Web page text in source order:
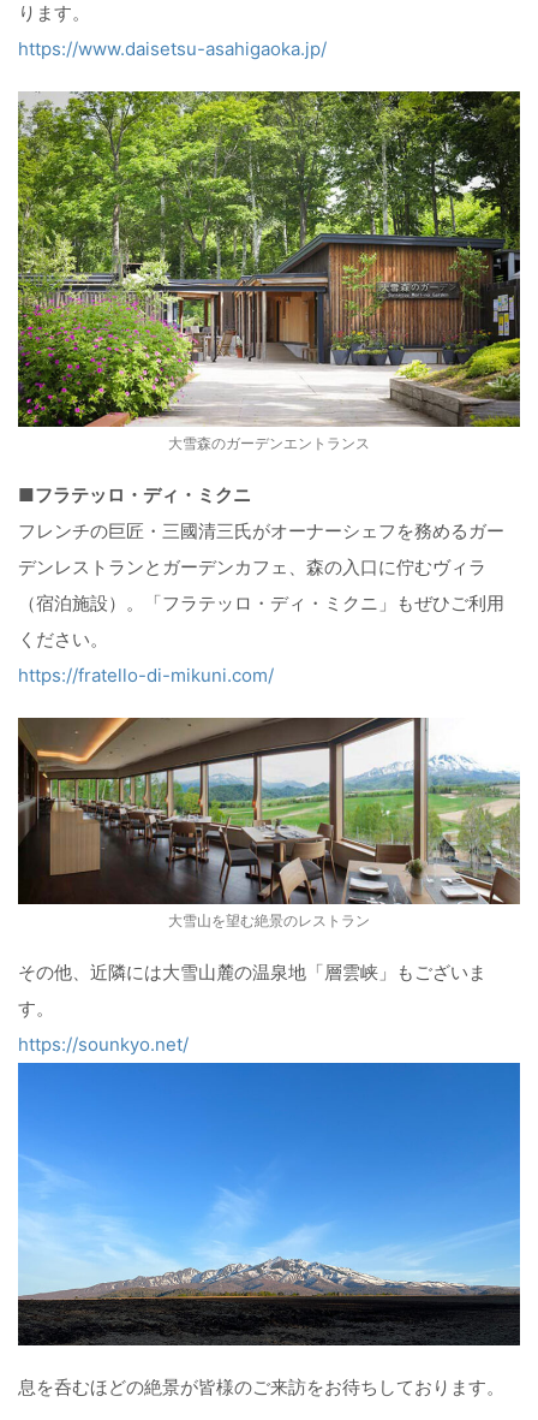
ります。
https://www.daisetsu-asahigaoka.jp/
大雪森のガーデンエントランス
■フラテッロ・ディ・ミクニ
フレンチの巨匠・三國清三氏がオーナーシェフを務めるガー
デンレストランとガーデンカフェ、森の入口に佇むヴィラ
（宿泊施設）。「フラテッロ・ディ・ミクニ」もぜひご利用
ください。
https://fratello-di-mikuni.com/
大雪山を望む絶景のレストラン
その他、近隣には大雪山麓の温泉地「層雲峡」もございま
す。
https://sounkyo.net/
息を呑むほどの絶景が皆様のご来訪をお待ちしております。